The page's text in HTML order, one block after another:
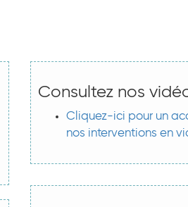
Consultez nos
Cliquez-ici pour un
nos interventions en